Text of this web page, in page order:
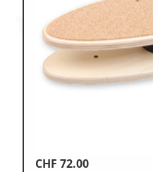
CHF 72.00